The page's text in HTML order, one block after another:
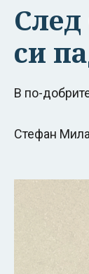
си
В по-
Стефан